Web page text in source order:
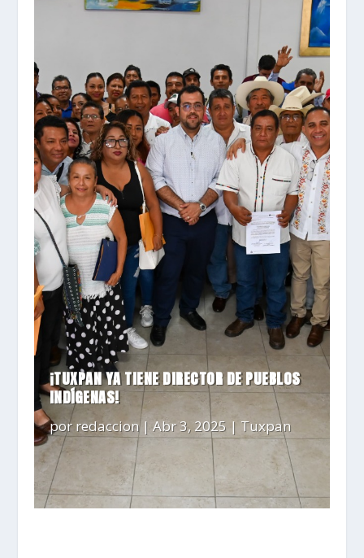
¡TUXPAN YA TIENE DIRECTOR DE PUEBLOS
INDÍGENAS!
porredaccion| Abr 3, 2025 | Tuxpan